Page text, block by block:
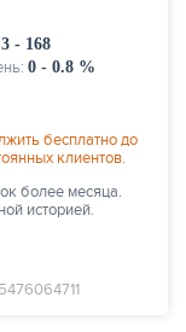
3 - 168
0 - 0.8 %
бесплатно до
клиентов.
более месяца.
историей.